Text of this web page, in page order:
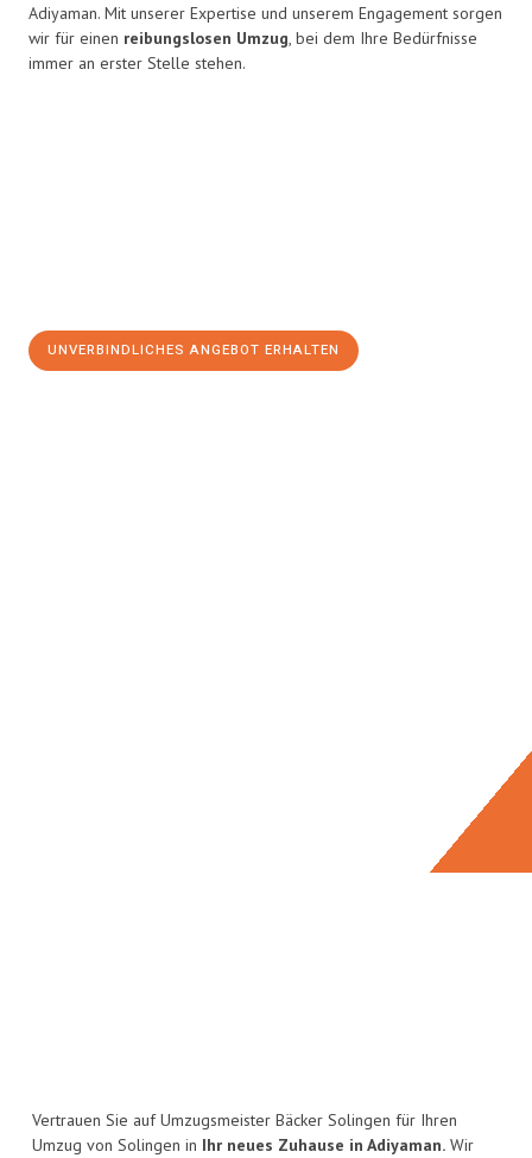
Adiyaman. Mit unserer Expertise und unserem Engagement sorgen
wir für einen reibungslosen Umzug, bei dem Ihre Bedürfnisse
immer an erster Stelle stehen.
UNVERBINDLICHES ANGEBOT ERHALTEN
Vertrauen Sie auf Umzugsmeister Bäcker Solingen für Ihren
Umzug von Solingen in Ihr neues Zuhause in Adiyaman. Wir